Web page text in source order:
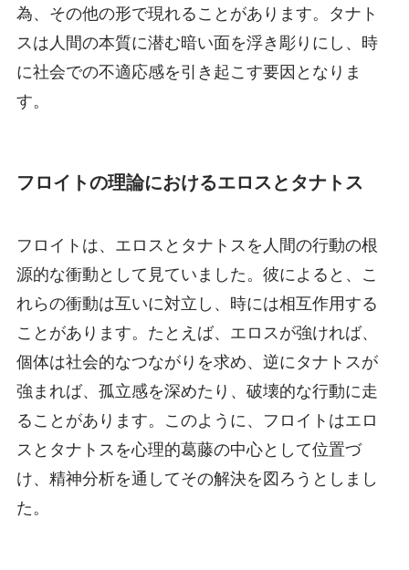
為、その他の形で現れることがあります。タナト
スは人間の本質に潜む暗い面を浮き彫りにし、時
に社会での不適応感を引き起こす要因となりま
す。
フロイトの理論におけるエロスとタナトス
フロイトは、エロスとタナトスを人間の行動の根
源的な衝動として見ていました。彼によると、こ
れらの衝動は互いに対立し、時には相互作用する
ことがあります。たとえば、エロスが強ければ、
個体は社会的なつながりを求め、逆にタナトスが
強まれば、孤立感を深めたり、破壊的な行動に走
ることがあります。このように、フロイトはエロ
スとタナトスを心理的葛藤の中心として位置づ
け、精神分析を通してその解決を図ろうとしまし
た。